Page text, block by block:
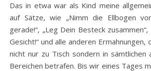
Das in etwa war als Kind meine
auf Sätze, wie „Nimm die Ellbogen
gerade!“, „Leg Dein Besteck
Gesicht!“ und alle anderen
nicht nur zu Tisch sondern in sämtlichen
Bereichen betrafen. Bis wir eines Tages